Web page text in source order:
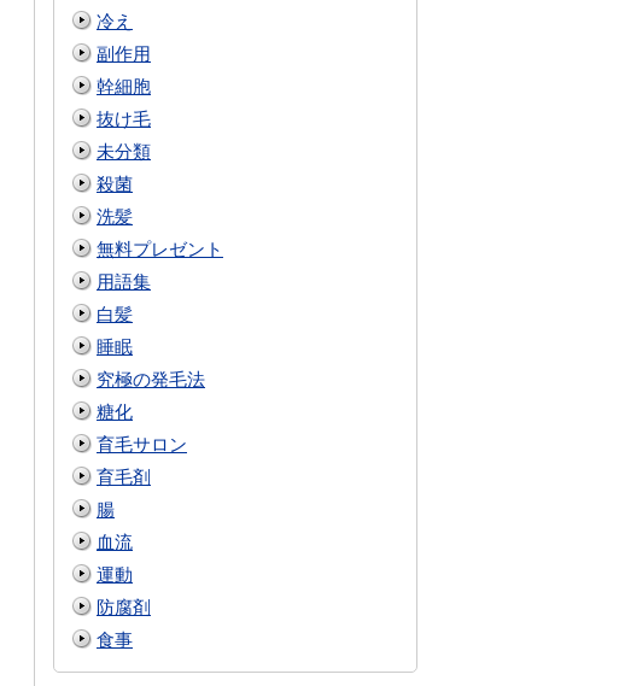
冷え
副作用
幹細胞
抜け毛
未分類
殺菌
洗髪
無料プレゼント
用語集
白髪
睡眠
究極の発毛法
糖化
育毛サロン
育毛剤
腸
血流
運動
防腐剤
食事